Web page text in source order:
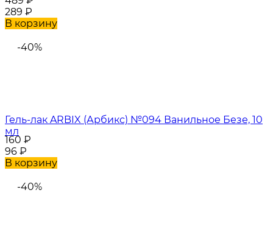
289 ₽
В корзину
-40%
Гель-лак ARBIX (Арбикс) №094 Ванильное Безе, 10
мл
160 ₽
96 ₽
В корзину
-40%